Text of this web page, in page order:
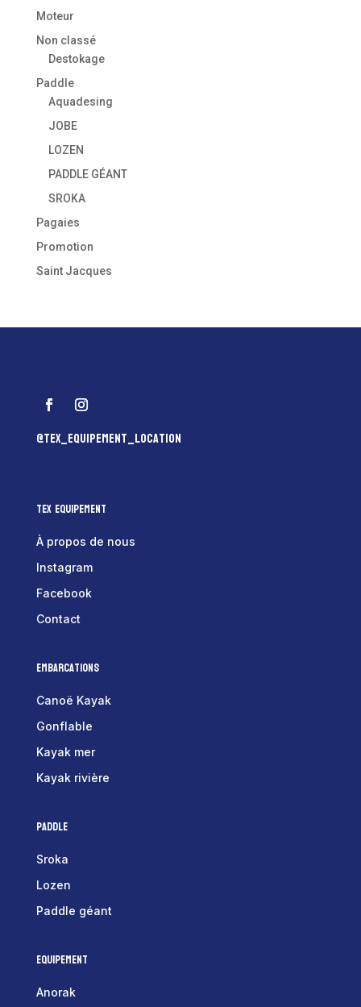
Moteur
Non classé
Destokage
Paddle
Aquadesing
JOBE
LOZEN
PADDLE GÉANT
SROKA
Pagaies
Promotion
Saint Jacques
@tex_equipement_location
Tex Equipement
À propos de nous
Instagram
Facebook
Contact
Embarcations
Canoë Kayak
Gonflable
Kayak mer
Kayak rivière
Paddle
Sroka
Lozen
Paddle géant
Equipement
Anorak